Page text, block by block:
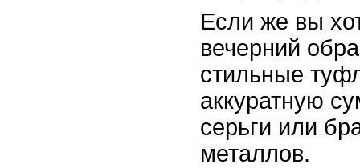
Если же вы
вечерний
стильные
аккуратную
серьги или
металлов.